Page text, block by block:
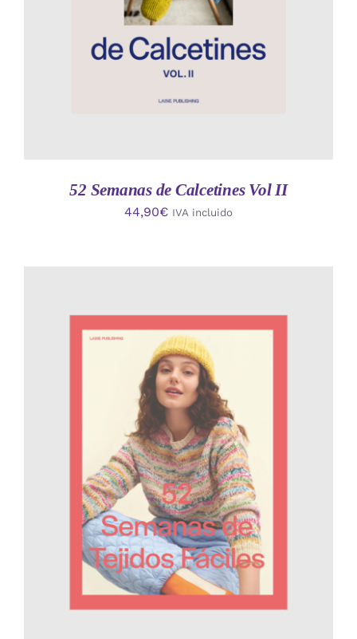
52 Semanas de Calcetines Vol II
44,90€ IVA incluido
AÑADIR AL CARRITO
/
DETALLES